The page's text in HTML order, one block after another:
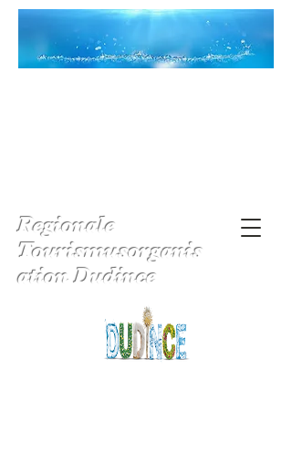
Regionale
Tourismusorganis
ation Dudince